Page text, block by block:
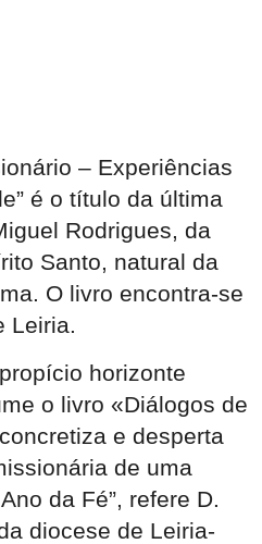
– Experiências
é o título da última
Rodrigues, da
Santo, natural da
O livro encontra-se
Leiria.
horizonte
o livro «Diálogos de
e desperta
de uma
da Fé”, refere D.
diocese de Leiria-